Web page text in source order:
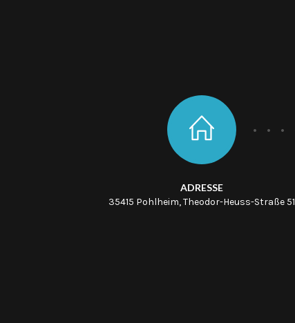
ADRESSE
35415 Pohlheim, Theodor-Heuss-Straße 51